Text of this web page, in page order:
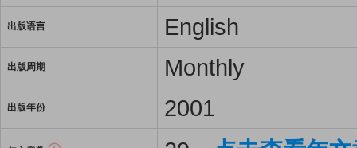
出版语言 English
出版周期 Monthly
出版年份 2001